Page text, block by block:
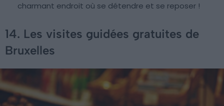
charmant endroit où se détendre et se reposer !
14. Les visites guidées gratuites de
Bruxelles